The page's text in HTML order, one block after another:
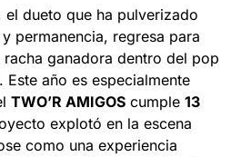
el dueto que ha pulverizado
permanencia, regresa para
ganadora dentro del pop
año es especialmente
TWO’R AMIGOS cumple 13
explotó en la escena
como una experiencia